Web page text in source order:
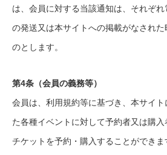
は、会員に対する当該通知は、それぞ
の発送又は本サイトへの掲載がなされ
のとします。
第4条（会員の義務等）
会員は、利用規約等に基づき、本サイ
た各種イベントに対して予約者又は購
チケットを予約・購入することができま